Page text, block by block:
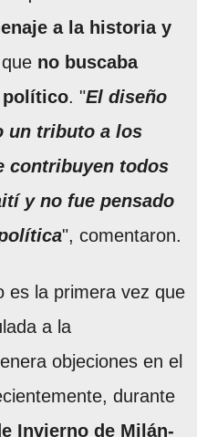
a la historia y
no buscaba
político. "El diseño
un tributo a los
contribuyen todos
y no fue pensado
", comentaron.
es la primera vez que
a la
objeciones en el
durante
Invierno de Milán-